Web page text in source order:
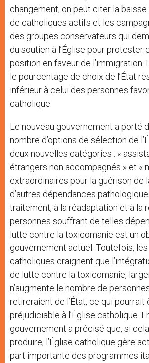
changement, on peut citer la
de catholiques actifs et les
des groupes conservateurs qui
du soutien à l’Église pour protester
position en faveur de l’immigration.
le pourcentage de choix de l’État
inférieur à celui des personnes
catholique.
Le nouveau gouvernement a porté
nombre d’options de sélection de
deux nouvelles catégories : «
étrangers non accompagnés » et «
extraordinaires pour la guérison de
d’autres dépendances
traitement, à la réadaptation et à la
personnes souffrant de telles
lutte contre la toxicomanie est un
gouvernement actuel. Toutefois,
catholiques craignent que
de lutte contre la toxicomanie,
n’augmente le nombre de
retireraient de l’État, ce qui pourrait
préjudiciable à l’Église catholique.
gouvernement a précisé que, si
produire, l’Église catholique gère
part importante des programmes